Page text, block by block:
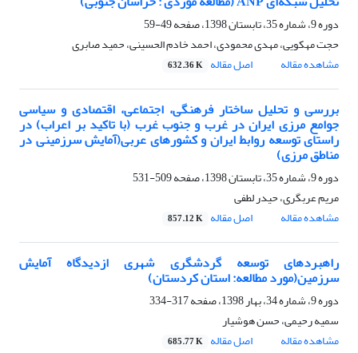
دوره 9، شماره 35، تابستان 1398، صفحه
49-59
حجت مهکویی، مهدی محمودی، احمد خادم الحسینی، حمید صابری
مشاهده مقاله
اصل مقاله 632.36 K
بررسی و تحلیل ساختار فرهنگی، اجتماعی، اقتصادی و سیاسی
جوامع مرزی ایران در غرب و جنوب غرب (با تاکید بر اعراب) در
راستای توسعه روابط ایران و کشورهای عربی(آمایش سرزمینی در
مناطق مرزی)
دوره 9، شماره 35، تابستان 1398، صفحه
509-531
مریم عربگری، حیدر لطفی
مشاهده مقاله
اصل مقاله 857.12 K
راهبردهای توسعه گردشگری شهری ازدیدگاه آمایش
سرزمین(مورد مطالعه: استان کردستان)
دوره 9، شماره 34، بهار 1398، صفحه
317-334
سمیه رحیمی، حسن هوشیار
مشاهده مقاله
اصل مقاله 685.77 K